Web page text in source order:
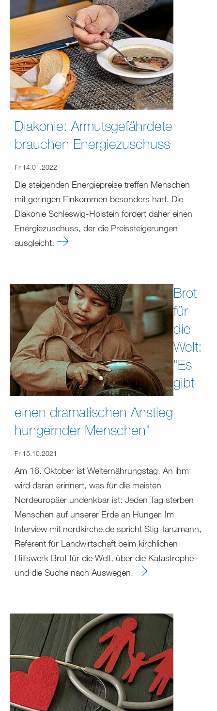
Diakonie: Armutsgefährdete
brauchen Energiezuschuss
Fr 14.01.2022
Die steigenden Energiepreise treffen Menschen
mit geringen Einkommen besonders hart. Die
Diakonie Schleswig-Holstein fordert daher einen
Energiezuschuss, der die Preissteigerungen
ausgleicht.
Brot
für
die
Welt:
"Es
gibt
einen dramatischen Anstieg
hungernder Menschen"
Fr 15.10.2021
Am 16. Oktober ist Welternährungstag. An ihm
wird daran erinnert, was für die meisten
Nordeuropäer undenkbar ist: Jeden Tag sterben
Menschen auf unserer Erde an Hunger. Im
Interview mit nordkirche.de spricht Stig Tanzmann,
Referent für Landwirtschaft beim kirchlichen
Hilfswerk Brot für die Welt, über die Katastrophe
und die Suche nach Auswegen.